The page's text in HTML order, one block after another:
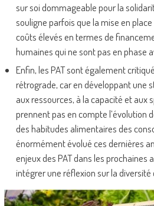
sur soi dommageable pour la
souligne parfois que la mise en
coûts élevés en termes de
humaines qui ne sont pas en phase
Enfin, les PAT sont également
rétrograde, car en développant une
aux ressources, à la capacité et aux
prennent pas en compte l’évolution
des habitudes alimentaires des
énormément évolué ces dernières
enjeux des PAT dans les prochaines
intégrer une réflexion sur la diversité